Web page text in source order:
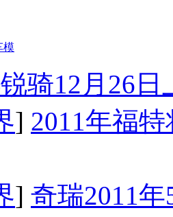
模
骑12月26
] 2011年福
] 奇瑞2011